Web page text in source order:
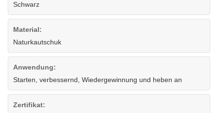
Schwarz
Material:
Naturkautschuk
Anwendung:
Starten, verbessernd, Wiedergewinnung und heben an
Zertifikat: